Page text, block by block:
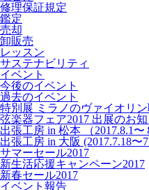
修理保証規定
鑑定
売却
卸販売
レッスン
サステナビリティ
イベント
今後のイベント
過去のイベント
特別展 ミラノのヴァイオリン
弦楽器フェア2017 出展のお知
出張工房 in 松本 （2017.8.1〜
出張工房 in 大阪 (2017.7.18〜
サマーセール2017
新生活応援キャンペーン2017
新春セール2017
イベント報告